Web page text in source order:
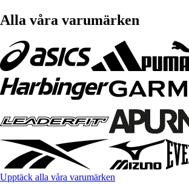
Alla våra varumärken
Upptäck alla våra varumärken